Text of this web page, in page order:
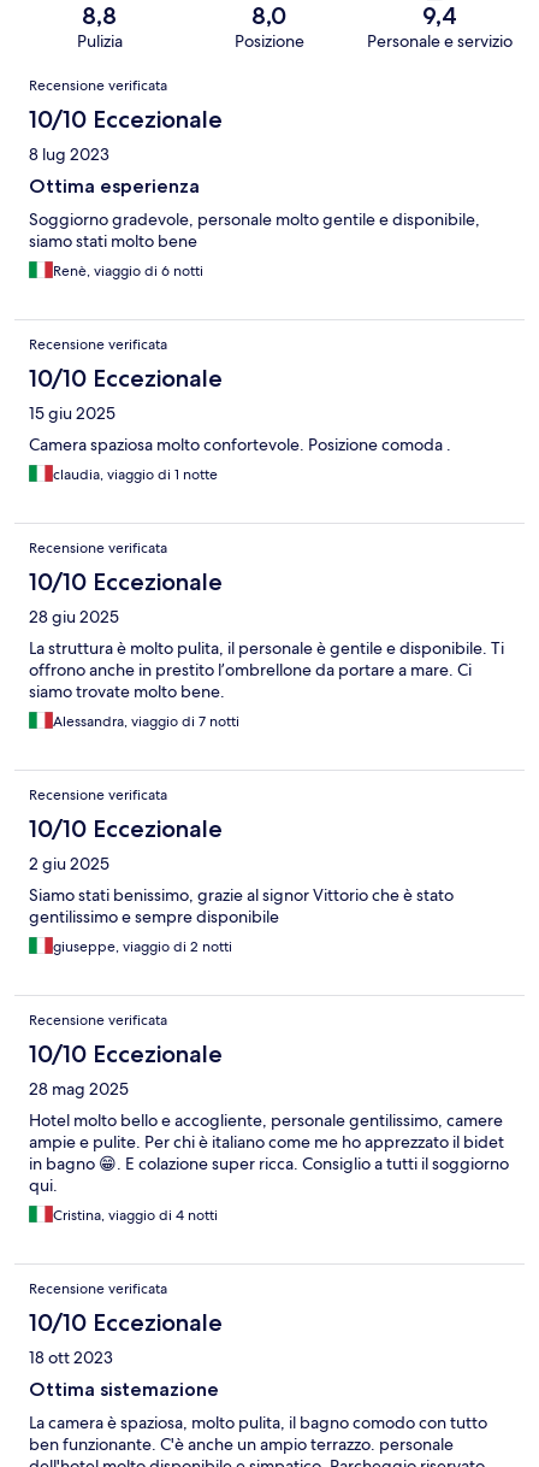
8,8
Pulizia
8,0
Posizione
9,4
Personale e servizio
Recensioni
Recensione verificata
10/10 Eccezionale
8 lug 2023
Ottima esperienza
Soggiorno gradevole, personale molto gentile e disponibile,
siamo stati molto bene
Renè, viaggio di 6 notti
Recensione verificata
10/10 Eccezionale
15 giu 2025
Camera spaziosa molto confortevole. Posizione comoda .
claudia, viaggio di 1 notte
Recensione verificata
10/10 Eccezionale
28 giu 2025
La struttura è molto pulita, il personale è gentile e disponibile. Ti
offrono anche in prestito l’ombrellone da portare a mare. Ci
siamo trovate molto bene.
Alessandra, viaggio di 7 notti
Recensione verificata
10/10 Eccezionale
2 giu 2025
Siamo stati benissimo, grazie al signor Vittorio che è stato
gentilissimo e sempre disponibile
giuseppe, viaggio di 2 notti
Recensione verificata
10/10 Eccezionale
28 mag 2025
Hotel molto bello e accogliente, personale gentilissimo, camere
ampie e pulite. Per chi è italiano come me ho apprezzato il bidet
in bagno 😁. E colazione super ricca. Consiglio a tutti il soggiorno
qui.
Cristina, viaggio di 4 notti
Recensione verificata
10/10 Eccezionale
18 ott 2023
Ottima sistemazione
La camera è spaziosa, molto pulita, il bagno comodo con tutto
ben funzionante. C'è anche un ampio terrazzo. personale